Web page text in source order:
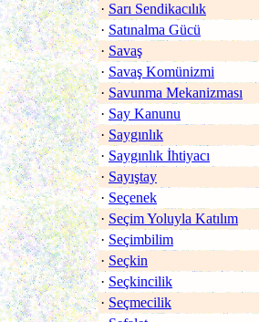
· Sarı Sendikacılık
· Satınalma Gücü
· Savaş
· Savaş Komünizmi
· Savunma Mekanizması
· Say Kanunu
· Saygınlık
· Saygınlık İhtiyacı
· Sayıştay
· Seçenek
· Seçim Yoluyla Katılım
· Seçimbilim
· Seçkin
· Seçkincilik
· Seçmecilik